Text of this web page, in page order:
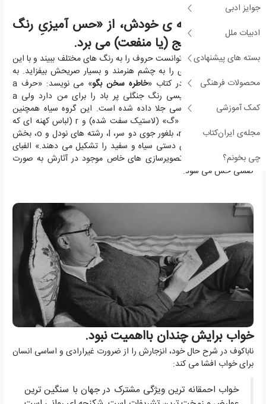
جوایز ادبی
ادبیات ملل
بسته های پیشنهادی
محصولات فرهنگی
کمک آموزشی
مجله‌ی ایران‌کتاب
چی بخونم؟
ناباکوف به گفته ی خودش، از «حس آمیزیِ رنگ
ها با حروف» رنج (یا منفعت) می برد.
به عبارت دیگر، او می توانست حروف را به رنگ های مختلف ببیند و با این
توانایی، ظرافت دیگری را به چشم هنرمند و بسیار صریحش بیفزاید. به
عنوان مثال، ناباکوف در کتاب «خاطره سخن بگو
» می نویسد: «حرف a
کشیده از الفبای انگلیسی رنگ جنگلی پر باد را برای من دارد ولی a
فرانسوی به رنگ آبنوسی جلا داده شده است. این گروه سیاه همچنین
شامل حرف g با تلفظ «گ» (لاستیک سفت شده) و r (لباس کهنه ای که
پاره می شود) است. n، بلغور جوی دو سر، l، رشته های نودل و o، بخش
های سفید یک آینه ی دستی سیاه و سفید را تشکیل می دهند.» الفبای
رنگ های ناباکوف با تصویرسازی های خاص موجود در آثارش به صورت
ضمنی حس می شود.
خواب برایش چندان بااهمیت نبود.
ناباکوف در شرح حال خود، انزجارش را از ضرورت غیرارادی و اساسی انسان
برای خواب افشا می کند:
خواب احمقانه ترین ویژگی مشترک در جهان با سنگین ترین